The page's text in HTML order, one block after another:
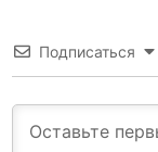
Подписаться